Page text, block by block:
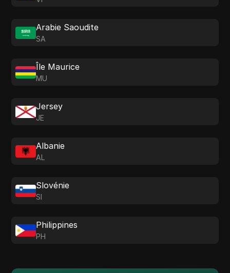
Arabie Saoudite
SA
Île Maurice
MU
Jersey
JE
Albanie
AL
Slovénie
SI
Philippines
PH